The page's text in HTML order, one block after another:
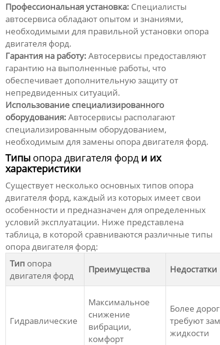
Профессиональная установка: Специалисты
автосервиса обладают опытом и знаниями,
необходимыми для правильной установки опора
двигателя форд.
Гарантия на работу: Автосервисы предоставляют
гарантию на выполненные работы, что
обеспечивает дополнительную защиту от
непредвиденных ситуаций.
Использование специализированного
оборудования: Автосервисы располагают
специализированным оборудованием,
необходимым для замены опора двигателя форд.
Типы опора двигателя форд и их
характеристики
Существует несколько основных типов опора
двигателя форд, каждый из которых имеет свои
особенности и предназначен для определенных
условий эксплуатации. Ниже представлена
таблица, в которой сравниваются различные типы
опора двигателя форд:
Тип опора
двигателя форд
Преимущества Недостатки
Гидравлические
Максимальное
снижение
вибрации,
комфорт
Более
требуют
жидкости